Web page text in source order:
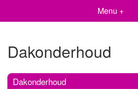
Menu +
Dakonderhoud
Dakonderhoud